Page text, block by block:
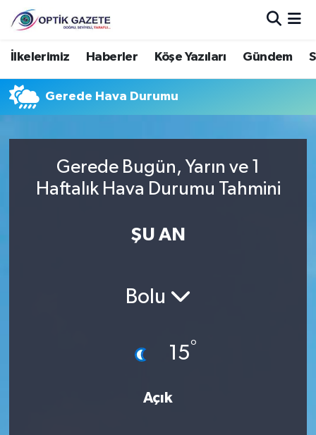
İlkelerimiz Haberler Köşe Yazıları Gündem
Gerede Hava Durumu
Gerede Bugün, Yarın ve 1
Haftalık Hava Durumu Tahmini
ŞU AN
Bolu
15°
Açık
Nöbetçi Eczaneler
Hava Durumu
Trafik Durumu
Süper Lig Puan Durumu ve Fikstür